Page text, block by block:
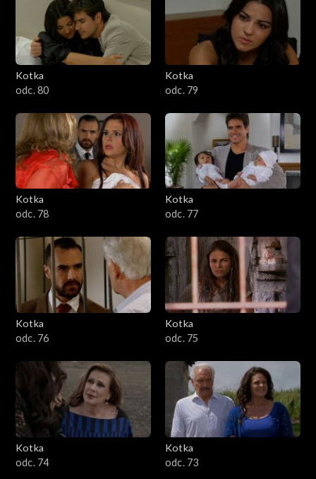
Kotka
odc. 80
Kotka
odc. 79
Kotka
odc. 78
Kotka
odc. 77
Kotka
odc. 76
Kotka
odc. 75
Kotka
odc. 74
Kotka
odc. 73